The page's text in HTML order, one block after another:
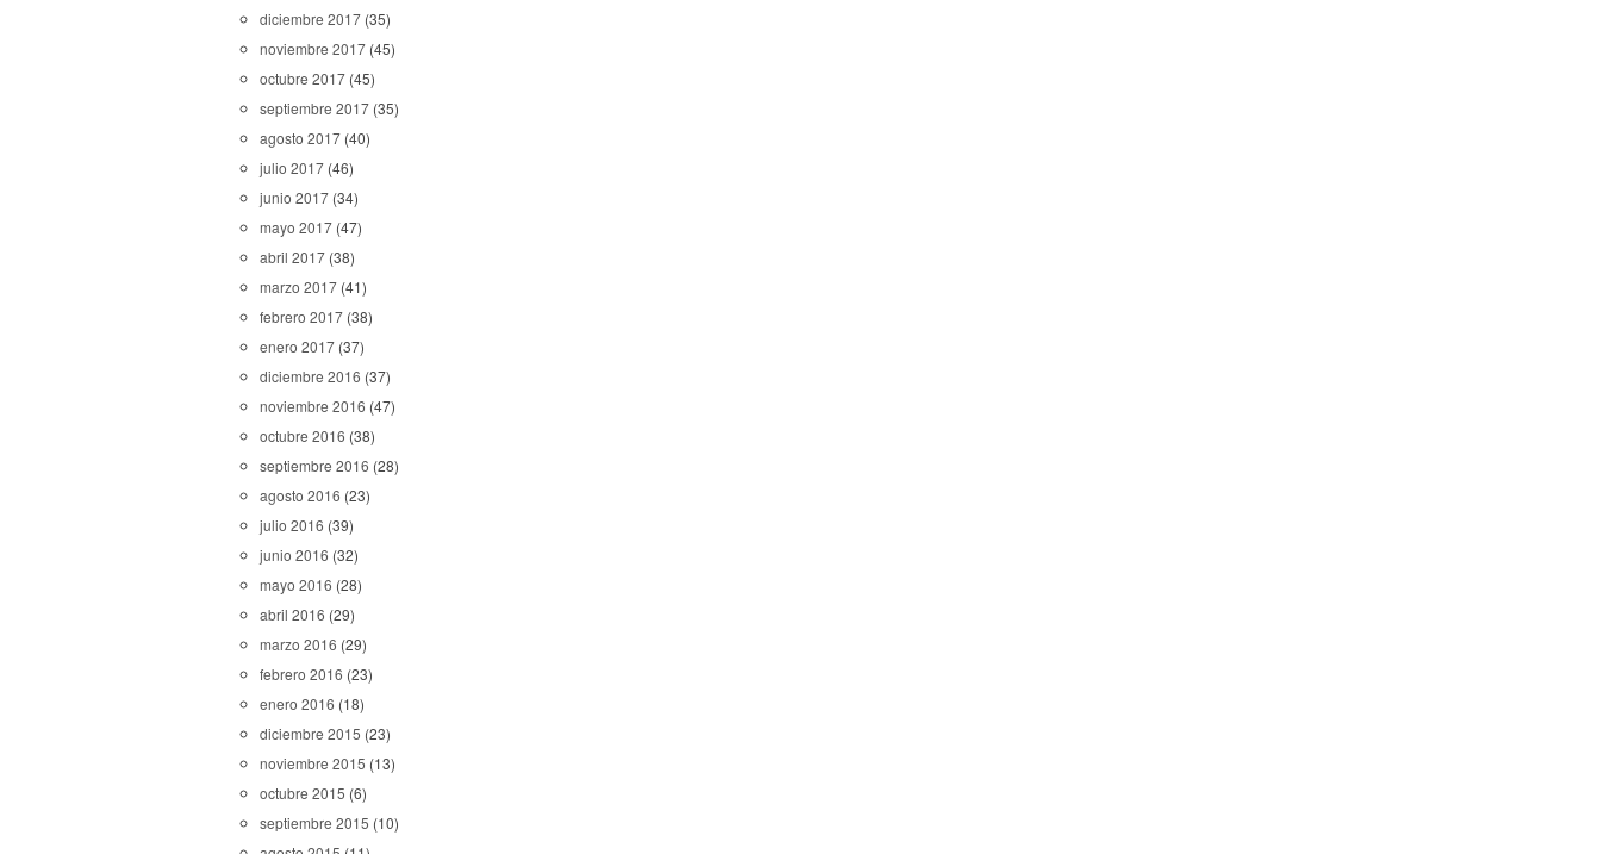
diciembre 2017 (35)
noviembre 2017 (45)
octubre 2017 (45)
septiembre 2017 (35)
agosto 2017 (40)
julio 2017 (46)
junio 2017 (34)
mayo 2017 (47)
abril 2017 (38)
marzo 2017 (41)
febrero 2017 (38)
enero 2017 (37)
diciembre 2016 (37)
noviembre 2016 (47)
octubre 2016 (38)
septiembre 2016 (28)
agosto 2016 (23)
julio 2016 (39)
junio 2016 (32)
mayo 2016 (28)
abril 2016 (29)
marzo 2016 (29)
febrero 2016 (23)
enero 2016 (18)
diciembre 2015 (23)
noviembre 2015 (13)
octubre 2015 (6)
septiembre 2015 (10)